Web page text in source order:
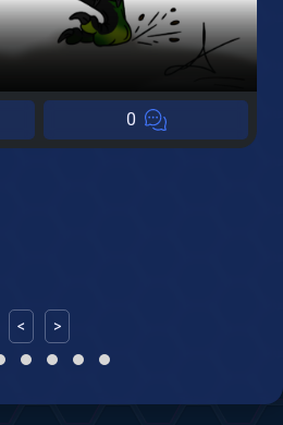
0
< >